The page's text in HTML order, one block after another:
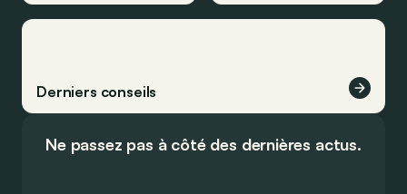
Derniers conseils
Ne passez pas à côté des dernières actus.